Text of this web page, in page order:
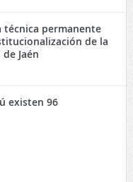
técnica permanente
de la
Jaén
existen 96